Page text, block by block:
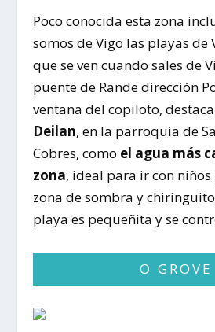
Poco conocida esta zona
somos de Vigo las playas de
que se ven cuando sales de
puente de Rande dirección
ventana del copiloto,
Deilan, en la parroquia de
Cobres, como el agua más
zona, ideal para ir con
zona de sombra y
playa es pequeñita y se
O GROVE